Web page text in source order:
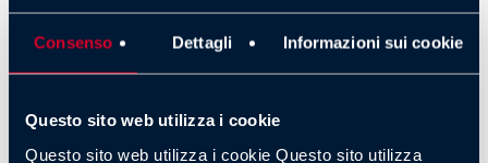
Consenso Dettagli Informazioni sui cookie
Questo sito web utilizza i cookie
Questo sito web utilizza i cookie Questo sito utilizza
Milan, dove ha raggiunto la maturità calcistica.
svilupparsi con continuità, diventando uno dei punti di
riferimento dell’attacco.